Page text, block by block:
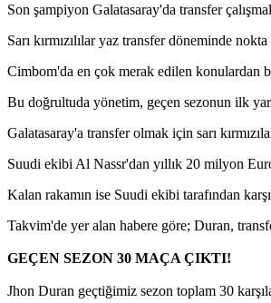
Son şampiyon Galatasaray'da transfer
Sarı kırmızılılar yaz transfer döneminde
Cimbom'da en çok merak edilen konulardan
Bu doğrultuda yönetim, geçen sezonun ilk
Galatasaray'a transfer olmak için sarı
Suudi ekibi Al Nassr'dan yıllık 20 milyon
Kalan rakamın ise Suudi ekibi tarafından
Takvim'de yer alan habere göre; Duran,
GEÇEN SEZON 30 MAÇA ÇIKTI!
Jhon Duran geçtiğimiz sezon toplam 30